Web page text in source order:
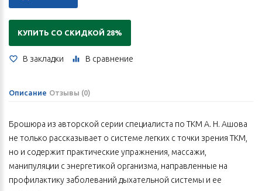
КУПИТЬ СО СКИДКОЙ 28%
В закладки В сравнение
Описание Отзывы (0)
Брошюра из авторской серии специалиста по ТКМ А. Н. Ашова
не только рассказывает о системе легких с точки зрения ТКМ,
но и содержит практические упражнения, массажи,
манипуляции с энергетикой организма, направленные на
профилактику заболеваний дыхательной системы и ее